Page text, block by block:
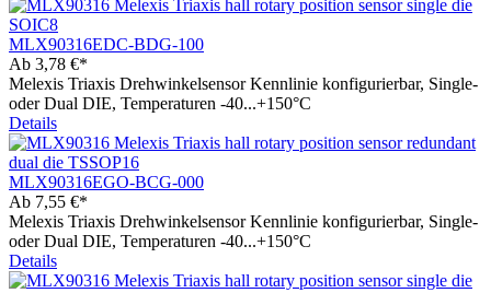
MLX90316EDC-BDG-100
Ab 3,78 €*
Melexis Triaxis Drehwinkelsensor Kennlinie konfigurierbar, Single-
oder Dual DIE, Temperaturen -40...+150°C
Details
MLX90316EGO-BCG-000
Ab 7,55 €*
Melexis Triaxis Drehwinkelsensor Kennlinie konfigurierbar, Single-
oder Dual DIE, Temperaturen -40...+150°C
Details